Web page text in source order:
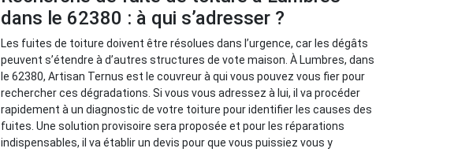
dans le 62380 : à qui s’adresser ?
Les fuites de toiture doivent être résolues dans l’urgence, car les dégâts
peuvent s’étendre à d’autres structures de vote maison. À Lumbres, dans
le 62380, Artisan Ternus est le couvreur à qui vous pouvez vous fier pour
rechercher ces dégradations. Si vous vous adressez à lui, il va procéder
rapidement à un diagnostic de votre toiture pour identifier les causes des
fuites. Une solution provisoire sera proposée et pour les réparations
indispensables, il va établir un devis pour que vous puissiez vous y